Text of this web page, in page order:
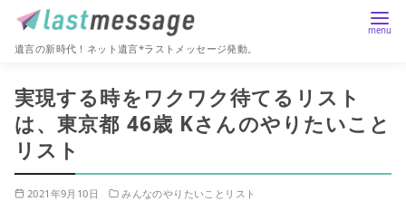
遺言の新時代！ネット遺言*ラストメッセージ発動。
実現する時をワクワク待てるリスト
は、東京都 46歳 Kさんのやりたいこと
リスト
2021年9月10日 みんなのやりたいことリスト